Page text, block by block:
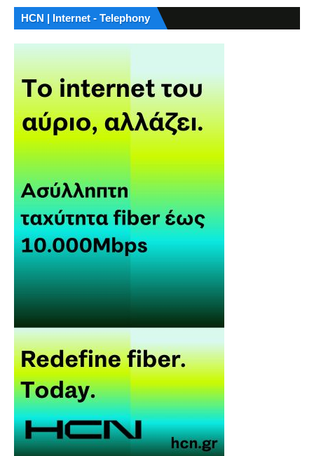
HCN | Internet - Telephony